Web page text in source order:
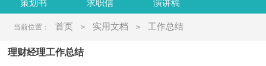
策划书 求职信 演讲稿
当前位置： 首页 > 实用文档 > 工作总结
理财经理工作总结